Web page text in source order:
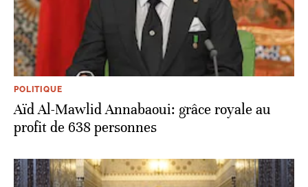
POLITIQUE
Aïd Al-Mawlid Annabaoui: grâce royale au
profit de 638 personnes